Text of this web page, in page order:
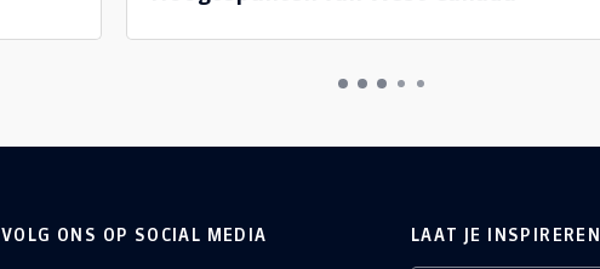
VOLG ONS OP SOCIAL MEDIA LAAT JE INSPIREREN